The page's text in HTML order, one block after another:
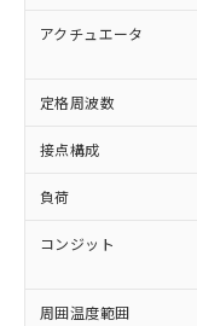
アクチュエータ
定格周波数
接点構成
負荷
コンジット
周囲温度範囲